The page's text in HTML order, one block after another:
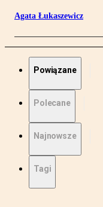
Agata Łukaszewicz
Powiązane
Polecane
Najnowsze
Tagi